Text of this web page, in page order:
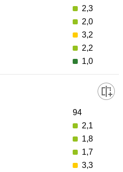
2,3
2,0
3,2
2,2
1,0
94
2,1
1,8
1,7
3,3